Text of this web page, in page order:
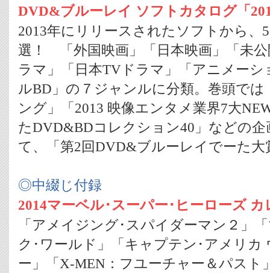
DVD&ブルーレイ ソフトカタログ「
2013年にリリースされたソフトから、
選！ 「外国映画」「日本映画」「未
ラマ」「日本TVドラマ」「アニメー
ルBD」の７ジャンルに分類。巻頭では
ング」「2013 映像エンタメ業界7大
たDVD&BDコレクション40」などの
て、「第2回DVD&ブルーレイでーた
◎中綴じ付録
2014マーベル･スーパー･ヒーローズ カ
「アメイジング･スパイダーマン２」
ク･ワールド」「キャプテン･アメリカ
ー」「X-MEN：フユーチャー＆パスト